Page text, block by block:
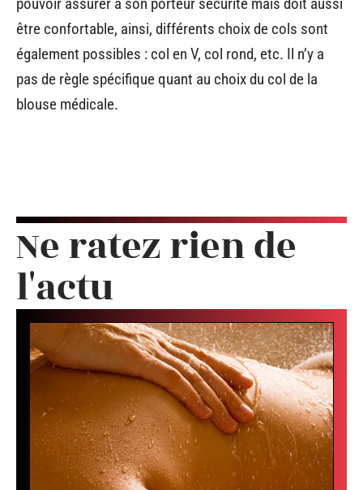
être confortable, ainsi, différents choix de cols sont
également possibles : col en V, col rond, etc. Il n’y a
pas de règle spécifique quant au choix du col de la
blouse médicale.
Ne ratez rien de
l'actu